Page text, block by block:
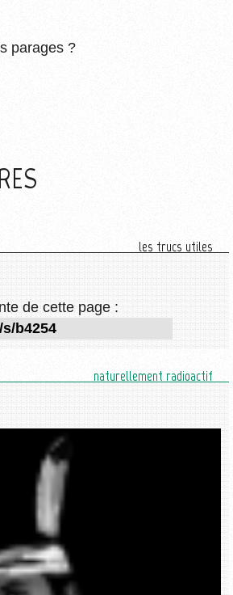
parages ?
les trucs utiles
de cette page :
naturellement radioactif